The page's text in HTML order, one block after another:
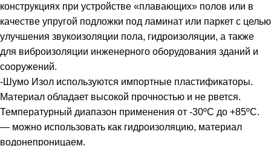
конструкциях при устройстве «плавающих» полов или в
качестве упругой подложки под ламинат или паркет с целью
улучшения звукоизоляции пола, гидроизоляции, а также
для виброизоляции инженерного оборудования зданий и
сооружений.
-Шумо Изол используются импортные пластификаторы.
Материал обладает высокой прочностью и не рвется.
Температурный диапазон применения от -30ºC до +85ºC.
— можно использовать как гидроизоляцию, материал
водонепроницаем.